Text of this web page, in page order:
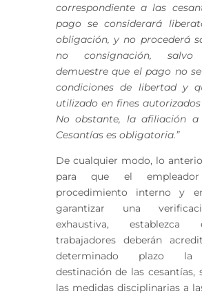
correspondiente a las
pago se considerará
obligación, y no procederá
no consignación,
demuestre que el pago no
condiciones de libertad y
utilizado en fines
No obstante, la afiliación a
Cesantías es obligatoria.”
De cualquier modo, lo
para que el
procedimiento interno y
garantizar una
exhaustiva,
trabajadores deberán
determinado plazo la
destinación de las cesantías,
las medidas disciplinarias a